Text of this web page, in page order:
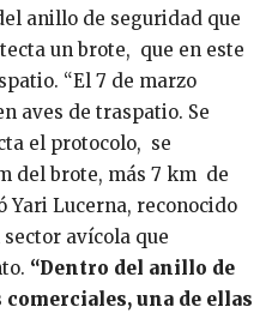
anillo de seguridad que
un brote, que en este
“El 7 de marzo
aves de traspatio. Se
el protocolo, se
del brote, más 7 km de
Yari Lucerna, reconocido
avícola que
“Dentro del anillo de
una de ellas